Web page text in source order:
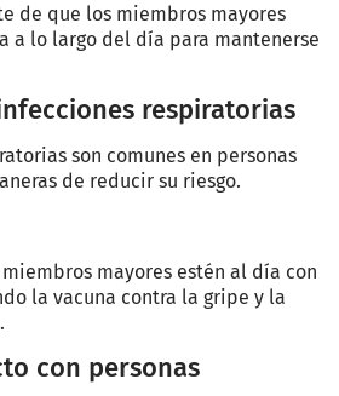
de que los miembros mayores
a lo largo del día para mantenerse
respiratorias
son comunes en personas
de reducir su riesgo.
mayores estén al día con
la vacuna contra la gripe y la
con personas